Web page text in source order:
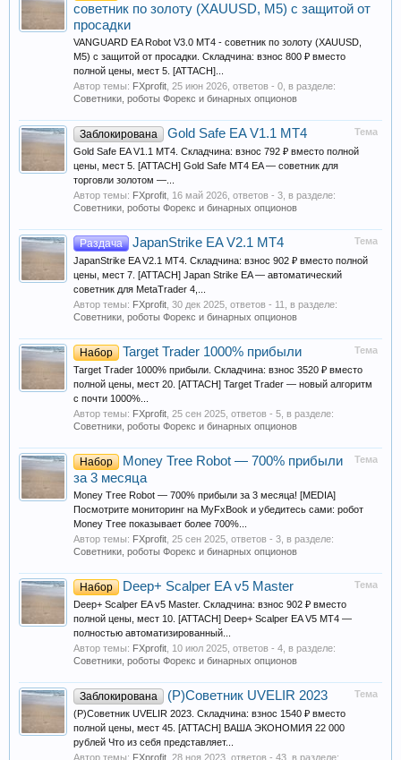
советник по золоту (XAUUSD, M5) с защитой от
просадки
VANGUARD EA Robot V3.0 MT4 - советник по золоту (XAUUSD,
M5) с защитой от просадки. Складчина: взнос 800 ₽ вместо
полной цены, мест 5. [ATTACH]...
Автор темы: FXprofit 25 июн 2026 , ответов - 0, в разделе:
Советники, роботы Форекс и бинарных опционов
Тема
Заблокирована Gold Safe EA V1.1 MT4
Gold Safe EA V1.1 MT4. Складчина: взнос 792 ₽ вместо полной
цены, мест 5. [ATTACH] Gold Safe MT4 EA — советник для
торговли золотом —...
Автор темы: FXprofit 16 май 2026 , ответов - 3, в разделе:
Советники, роботы Форекс и бинарных опционов
Тема
Раздача JapanStrike EA V2.1 MT4
JapanStrike EA V2.1 MT4. Складчина: взнос 902 ₽ вместо полной
цены, мест 7. [ATTACH] Japan Strike EA — автоматический
советник для MetaTrader 4,...
Автор темы: FXprofit 30 дек 2025 , ответов - 11, в разделе:
Советники, роботы Форекс и бинарных опционов
Тема
Набор Target Trader 1000% прибыли
Target Trader 1000% прибыли. Складчина: взнос 3520 ₽ вместо
полной цены, мест 20. [ATTACH] Target Trader — новый алгоритм
с почти 1000%...
Автор темы: FXprofit 25 сен 2025 , ответов - 5, в разделе:
Советники, роботы Форекс и бинарных опционов
Тема
Набор
Money Tree Robot — 700% прибыли
за 3 месяца
Money Tree Robot — 700% прибыли за 3 месяца! [MEDIA]
Посмотрите мониторинг на MyFxBook и убедитесь сами: робот
Money Tree показывает более 700%...
Автор темы: FXprofit 25 сен 2025 , ответов - 3, в разделе:
Советники, роботы Форекс и бинарных опционов
Тема
Набор Deep+ Scalper EA v5 Master
Deep+ Scalper EA v5 Master. Складчина: взнос 902 ₽ вместо
полной цены, мест 10. [ATTACH] Deep+ Scalper EA V5 MT4 —
полностью автоматизированный...
Автор темы: FXprofit 10 июл 2025 , ответов - 4, в разделе:
Советники, роботы Форекс и бинарных опционов
Тема
Заблокирована (Р)Советник UVELIR 2023
(Р)Советник UVELIR 2023. Складчина: взнос 1540 ₽ вместо
полной цены, мест 45. [ATTACH] ВАША ЭКОНОМИЯ 22 000
рублей Что из себя представляет...
Автор темы: FXprofit 28 ноя 2023 , ответов - 43, в разделе: